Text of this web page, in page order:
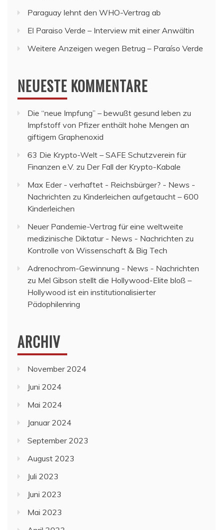
Paraguay lehnt den WHO-Vertrag ab
El Paraiso Verde – Interview mit einer Anwältin
Weitere Anzeigen wegen Betrug – Paraíso Verde
NEUESTE KOMMENTARE
Die “neue Impfung” – bewußt gesund leben zu
Impfstoff von Pfizer enthält hohe Mengen an
giftigem Graphenoxid
63 Die Krypto-Welt – SAFE Schutzverein für
Finanzen e.V. zu Der Fall der Krypto-Kabale
Max Eder - verhaftet - Reichsbürger? - News -
Nachrichten zu Kinderleichen aufgetaucht – 600
Kinderleichen
Neuer Pandemie-Vertrag für eine weltweite
medizinische Diktatur - News - Nachrichten zu
Kontrolle von Wissenschaft & Big Tech
Adrenochrom-Gewinnung - News - Nachrichten
zu Mel Gibson stellt die Hollywood-Elite bloß –
Hollywood ist ein institutionalisierter
Pädophilenring
ARCHIV
November 2024
Juni 2024
Mai 2024
Januar 2024
September 2023
August 2023
Juli 2023
Juni 2023
Mai 2023